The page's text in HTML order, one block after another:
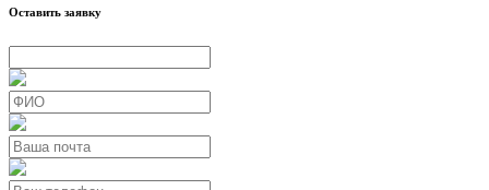
Оставить заявку